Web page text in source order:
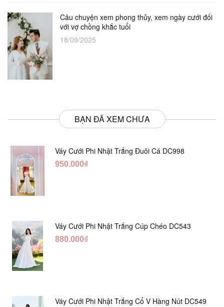
Câu chuyện xem phong thủy, xem ngày cưới đối
với vợ chồng khắc tuổi
18/09/2025
BẠN ĐÃ XEM CHƯA
Váy Cưới Phi Nhật Trắng Đuôi Cá DC998
950.000₫
Váy Cưới Phi Nhật Trắng Cúp Chéo DC543
880.000₫
Váy Cưới Phi Nhật Trắng Cổ V Hàng Nút DC549